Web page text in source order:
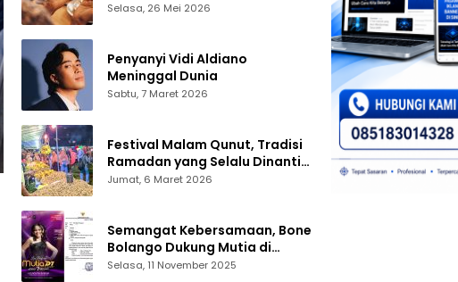
Selasa, 26 Mei 2026
Penyanyi Vidi Aldiano
Meninggal Dunia
Sabtu, 7 Maret 2026
Festival Malam Qunut, Tradisi
Ramadan yang Selalu Dinanti
Warga Gorontalo
Jumat, 6 Maret 2026
Semangat Kebersamaan, Bone
Bolango Dukung Mutia di
Panggung Dangdut Academy 7
Selasa, 11 November 2025